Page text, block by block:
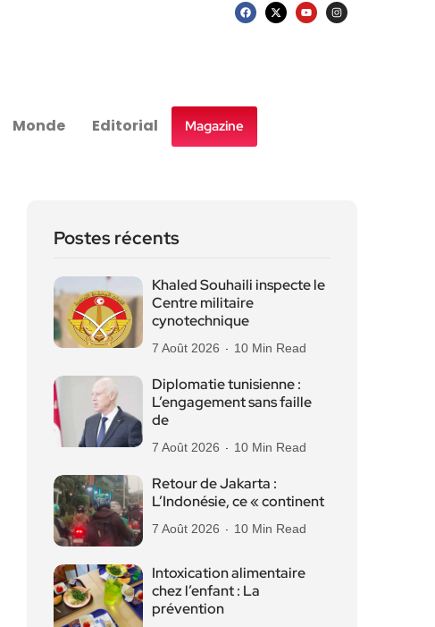
Monde Editorial Magazine
Postes récents
Khaled Souhaili inspecte le
Centre militaire
cynotechnique
7 Août 2026 10 Min Read
Diplomatie tunisienne :
L’engagement sans faille
de
7 Août 2026 10 Min Read
Retour de Jakarta :
L’Indonésie, ce « continent
7 Août 2026 10 Min Read
Intoxication alimentaire
chez l’enfant : La
prévention